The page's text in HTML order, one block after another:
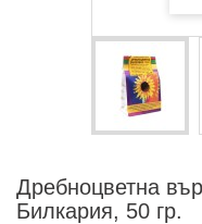
Дребноцветна
Билкария, 50 гр.